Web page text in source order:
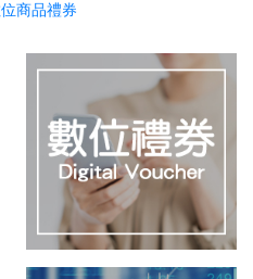
商品禮券